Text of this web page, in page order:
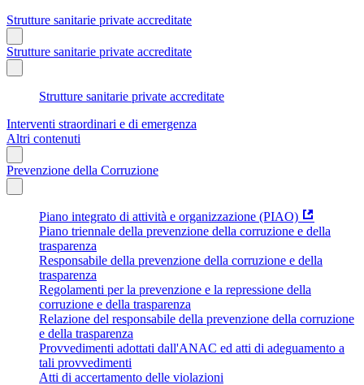
Strutture sanitarie private accreditate
Strutture sanitarie private accreditate
Strutture sanitarie private accreditate
Interventi straordinari e di emergenza
Altri contenuti
Prevenzione della Corruzione
Piano integrato di attività e organizzazione (PIAO)
Piano triennale della prevenzione della corruzione e della
trasparenza
Responsabile della prevenzione della corruzione e della
trasparenza
Regolamenti per la prevenzione e la repressione della
corruzione e della trasparenza
Relazione del responsabile della prevenzione della corruzione
e della trasparenza
Provvedimenti adottati dall'ANAC ed atti di adeguamento a
tali provvedimenti
Atti di accertamento delle violazioni